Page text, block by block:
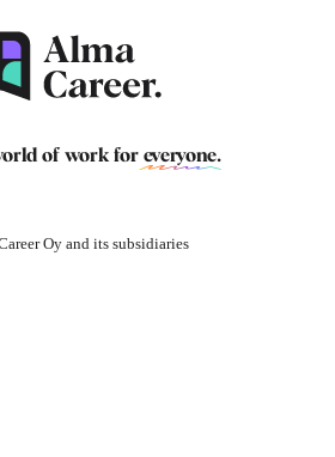
of work for everyone.
Oy and its subsidiaries